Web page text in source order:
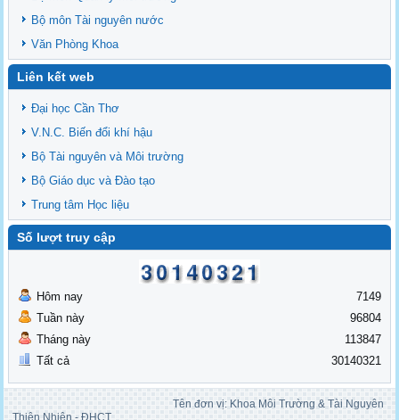
Bộ môn Tài nguyên nước
Văn Phòng Khoa
Liên kết web
Đại học Cần Thơ
V.N.C. Biến đổi khí hậu
Bộ Tài nguyên và Môi trường
Bộ Giáo dục và Đào tạo
Trung tâm Học liệu
Số lượt truy cập
Hôm nay
Tuần này
Tháng này
Tất cả
7149
96804
113847
30140321
Tên đơn vị: Khoa Môi Trường & Tài Nguyên
Thiên Nhiên - ĐHCT